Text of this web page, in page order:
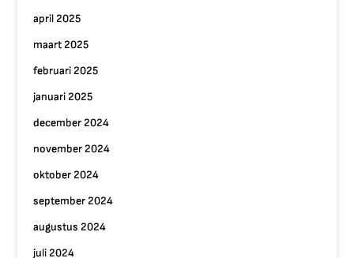
april 2025
maart 2025
februari 2025
januari 2025
december 2024
november 2024
oktober 2024
september 2024
augustus 2024
juli 2024